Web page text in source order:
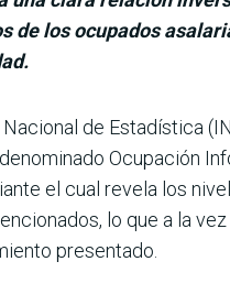
de los ocupados
de Estadística
Ocupación
el cual revela los
lo que a la
presen­tado.